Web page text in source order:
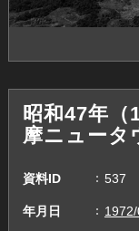
昭和47年（
摩ニュータ
資料ID 537
年月日